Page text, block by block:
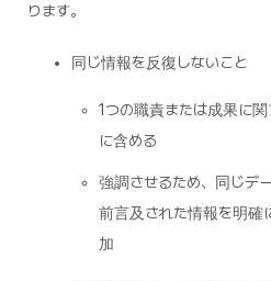
ります。
同じ情報を反復しないこと
1つの職責または成果に
に含める
強調させるため、同じデ
前言及された情報を明確
加